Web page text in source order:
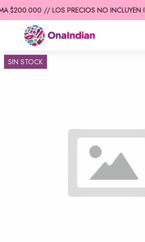
$200.000 // LOS PRECIOS NO INCLUYEN
SIN STOCK